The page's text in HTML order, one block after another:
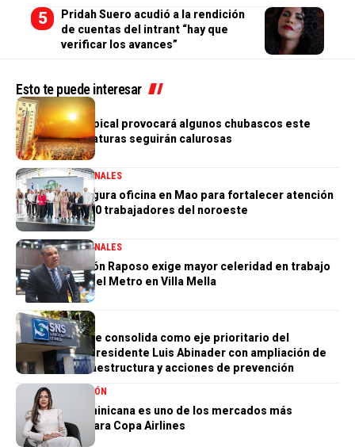
Pridah Suero acudió a la rendición
de cuentas del intrant “hay que
verificar los avances”
Esto te puede interesar
TIEMPO
Débil onda tropical provocará algunos chubascos este
lunes; temperaturas seguirán calurosas
GENERALESNACIONALES
IDOPPRIL inaugura oficina en Mao para fortalecer atención
a más de 25,000 trabajadores del noroeste
GENERALESNACIONALES
Diputado Ramón Raposo exige mayor celeridad en trabajo
de extensión del Metro en Villa Mella
GENERALESSALUD
Salud mental se consolida como eje prioritario del
Gobierno del presidente Luis Abinader con ampliación de
servicios, infraestructura y acciones de prevención
NACIONALES OPINIÓN
República Dominicana es uno de los mercados más
importantes para Copa Airlines